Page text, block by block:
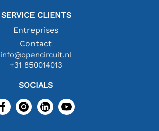
SERVICE CLIENTS
Entreprises
Contact
info@opencircuit.nl
+31 850014013
SOCIALS